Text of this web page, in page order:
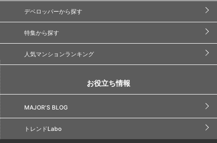
デベロッパーから探す
特集から探す
人気マンションランキング
お役立ち情報
MAJOR'S BLOG
トレンドLabo